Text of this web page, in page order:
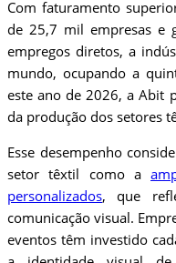
Com faturamento
de 25,7 mil empresas e
empregos diretos, a
mundo, ocupando a
este ano de 2026, a Abit
da produção dos setores
Esse desempenho
setor têxtil como a
personalizados, que
comunicação visual.
eventos têm investido